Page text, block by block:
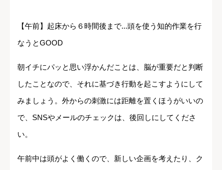
【午前】起床から６時間後まで...頭を使う知的作業を行
なうとGOOD
朝イチにパッと思い浮かんだことは、脳が重要だと判断
したことなので、それに基づき行動を起こすようにして
みましょう。外からの刺激には距離を置くほうがいいの
で、SNSやメールのチェックは、後回しにしてくださ
い。
午前中は頭がよく働くので、新しい企画を考えたり、ク